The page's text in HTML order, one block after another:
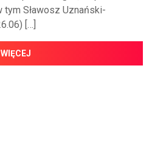
Sławosz Uznański-
[…]
WIĘCEJ